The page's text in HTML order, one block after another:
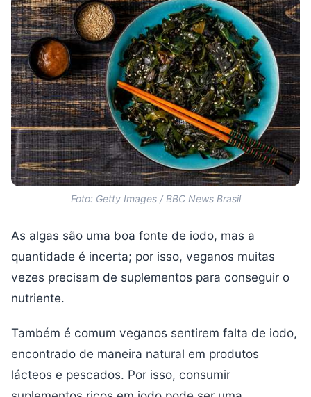
Foto: Getty Images / BBC News Brasil
As algas são uma boa fonte de iodo, mas a
quantidade é incerta; por isso, veganos muitas
vezes precisam de suplementos para conseguir o
nutriente.
Também é comum veganos sentirem falta de iodo,
encontrado de maneira natural em produtos
lácteos e pescados. Por isso, consumir